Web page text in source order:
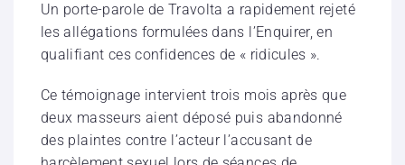
Un porte-parole de Travolta a rapidement rejeté
les allégations formulées dans l’Enquirer, en
qualifiant ces confidences de « ridicules ».
Ce témoignage intervient trois mois après que
deux masseurs aient déposé puis abandonné
des plaintes contre l’acteur l’accusant de